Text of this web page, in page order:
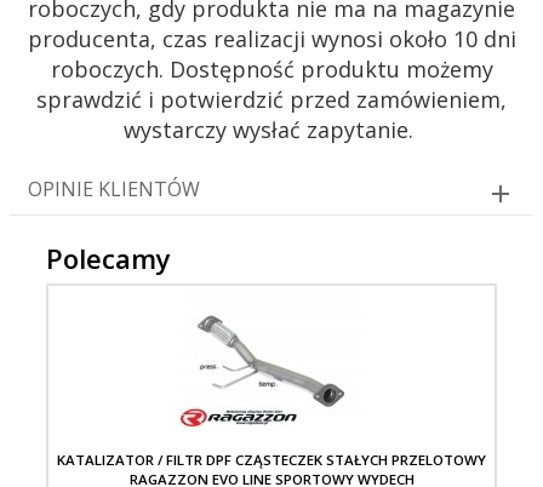
roboczych, gdy produkta nie ma na magazynie
producenta, czas realizacji wynosi około 10 dni
roboczych. Dostępność produktu możemy
sprawdzić i potwierdzić przed zamówieniem,
wystarczy wysłać zapytanie.
OPINIE KLIENTÓW
Polecamy
KATALIZATOR / FILTR DPF CZĄSTECZEK STAŁYCH PRZELOTOWY
RAGAZZON EVO LINE SPORTOWY WYDECH